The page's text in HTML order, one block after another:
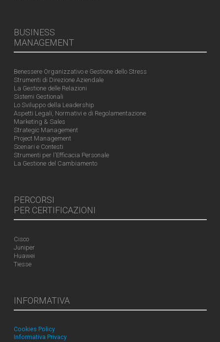
BUSINESS
MANAGEMENT
Benessere Organizzativo e Gestione dello Stress
Strumenti di Direzione Aziendale
La Gestione delle Relazioni
Sistemi Gestionali
Lo Sviluppo della Leadership
Aspetti Legali, Normativi e di Regolamentazione
Marketing & Sales
Strategic Management
Project Management
Scenari e Contesti
Strumenti per l'Efficacia Personale
La Gestione del Cambiamento
PERCORSI
PER CERTIFICAZIONI
Cisco
Juniper
Huawei
Tiesse
INFORMATIVA
Cookies Policy
Informativa Privacy